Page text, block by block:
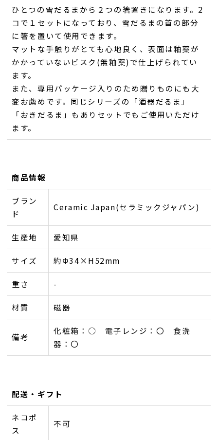
ひとつの雪だるまから２つの箸置きになります。2
コで１セットになっており、雪だるまの首の部分
に箸を置いて使用できます。
マットな手触りがとても心地良く、表面は釉薬が
かかっていないビスク(無釉薬)で仕上げられてい
ます。
また、専用パッケージ入りのため贈りものにも大
変お薦めです。同じシリーズの「酒器だるま」
「おきだるま」もありセットでもご使用いただけ
ます。
商品情報
ブラン
ド
Ceramic Japan(セラミックジャパン)
生産地 愛知県
サイズ 約Φ34×H52mm
重さ -
材質 磁器
備考
化粧箱：○ 電子レンジ：〇 食洗
器：〇
配送・ギフト
ネコポ
ス
不可